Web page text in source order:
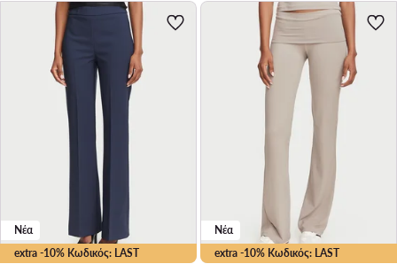
extra -10% Κωδικός: LAST
Νέα
extra -10% Κωδικός: LAST
Νέα